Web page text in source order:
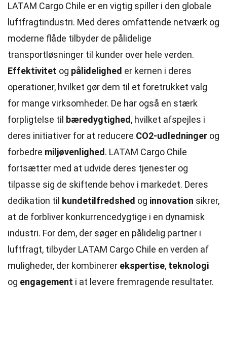
LATAM Cargo Chile er en vigtig spiller i den globale
luftfragtindustri. Med deres omfattende netværk og
moderne flåde tilbyder de pålidelige
transportløsninger til kunder over hele verden.
Effektivitet og pålidelighed er kernen i deres
operationer, hvilket gør dem til et foretrukket valg
for mange virksomheder. De har også en stærk
forpligtelse til bæredygtighed , hvilket afspejles i
deres initiativer for at reducere CO2-udledninger og
forbedre miljøvenlighed . LATAM Cargo Chile
fortsætter med at udvide deres tjenester og
tilpasse sig de skiftende behov i markedet. Deres
dedikation til kundetilfredshed og innovation sikrer,
at de forbliver konkurrencedygtige i en dynamisk
industri. For dem, der søger en pålidelig partner i
luftfragt, tilbyder LATAM Cargo Chile en verden af
muligheder, der kombinerer ekspertise, teknologi
og engagement i at levere fremragende resultater.